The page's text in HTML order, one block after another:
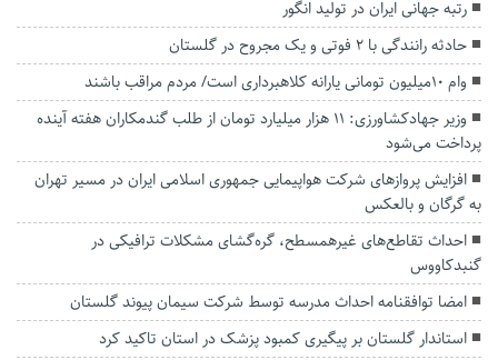
رتبه جهانی ایران در تولید انگور
حادثه رانندگی با ۲ فوتی و یک مجروح در گلستان
وام ۱۰میلیون‌ تومانی یارانه کلاهبرداری است/ مردم مراقب باشند
وزیر جهادکشاورزی: ۱۱ هزار میلیارد تومان از طلب گندمکاران هفته آینده
پرداخت می‌شود
افزایش پروازهای شرکت هواپیمایی جمهوری اسلامی ایران در مسیر تهران
به گرگان و بالعکس
احداث تقاطع‌های غیرهمسطح، گره‌گشای مشکلات ترافیکی در
گنبدکاووس
امضا توافقنامه احداث مدرسه توسط شرکت سیمان پیوند گلستان
استاندار گلستان بر پیگیری کمبود پزشک در استان تاکید کرد